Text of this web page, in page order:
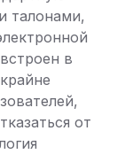
талонами,
в
от